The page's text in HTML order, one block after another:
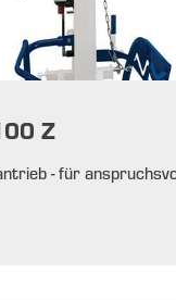
Z
- für